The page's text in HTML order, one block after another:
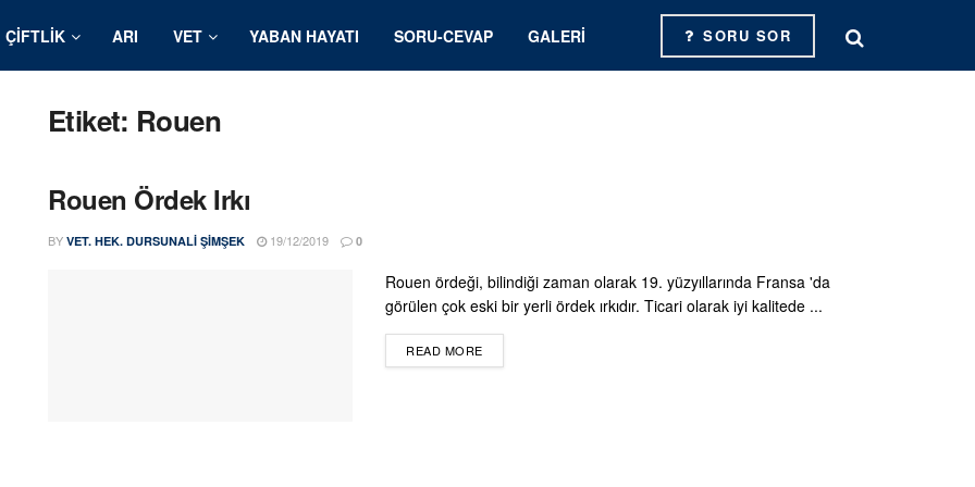
ÇIFTLIK ARI VET YABAN HAYATI SORU-CEVAP GALERI SORU SOR
Etiket: Rouen
Rouen Ördek Irkı
BY VET. HEK. DURSUNALI ŞIMŞEK 19/12/2019 0
Rouen ördeği, bilindiği zaman olarak 19. yüzyıllarında Fransa 'da
görülen çok eski bir yerli ördek ırkıdır. Ticari olarak iyi kalitede ...
READ MOREDETAILS